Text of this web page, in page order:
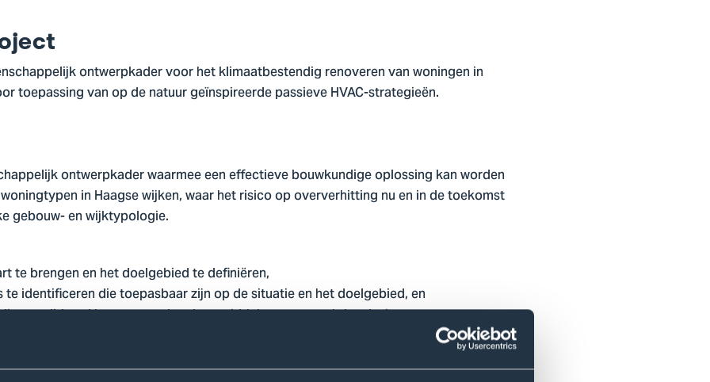
ontwerpkader voor het klimaatbestendig renoveren van woningen in
toepassing van op de natuur geïnspireerde passieve HVAC-strategieën.
ontwerpkader waarmee een effectieve bouwkundige oplossing kan worden
in Haagse wijken, waar het risico op oververhitting nu en in de toekomst
gebouw- en wijktypologie.
te brengen en het doelgebied te definiëren,
identificeren die toepasbaar zijn op de situatie en het doelgebied, en
gevalideerd kunnen worden door middel van research-by-design.